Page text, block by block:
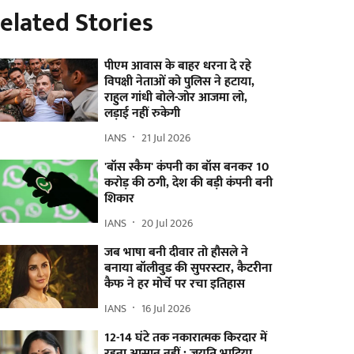
Stories
पीएम आवास के बाहर धरना दे रहे
विपक्षी नेताओं को पुलिस ने हटाया,
राहुल गांधी बोले-जोर आजमा लो,
लड़ाई नहीं रुकेगी
IANS 21 Jul 2026
'बॉस स्कैम' कंपनी का बॉस बनकर 10
करोड़ की ठगी, देश की बड़ी कंपनी बनी
शिकार
IANS 20 Jul 2026
जब भाषा बनी दीवार तो हौसले ने
बनाया बॉलीवुड की सुपरस्टार, कैटरीना
कैफ ने हर मोर्चे पर रचा इतिहास
IANS 16 Jul 2026
12-14 घंटे तक नकारात्मक किरदार में